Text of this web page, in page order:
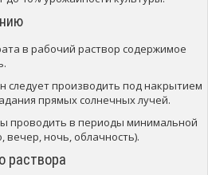
в рабочий раствор содержимое
следует производить под накрытием
прямых солнечных лучей.
проводить в периоды минимальной
вечер, ночь, облачность).
раствора